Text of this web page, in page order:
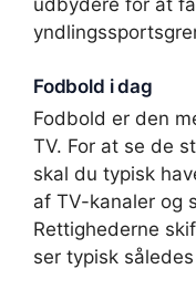
udbydere for at
Fodbold i dag
Fodbold er den
TV. For at se de
skal du typisk
af TV-kanaler og
Rettighederne
ser typisk